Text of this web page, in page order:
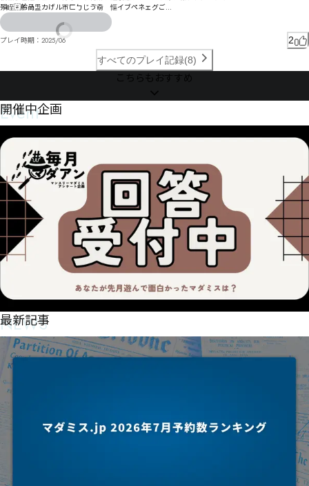
ㆅ㆙㇆ㆍㅀűŸżŷŹㆰ梗难㆔虾㇜卅ㆲㅎㆫㆽ難ㅒ曂卙ㆻ傪腛ㆢㆤ泔傭㇭韼ㆴㅟƐƘƛƒƓ硘厲㇑㈚㈰㈸ㆶ蚠㇗
棒㇍ㅱ㇘ㆵㆸ精桬㇂㇠㈀祓硷㇩㇥㇀㇉ㅿ㈲㉈㉐㇭㇚㇣㈎Ʒƾǂƹƺéƽǅǈƿǀㇴㇸ梋㇘ㇻ㇘㈢倣跺㇦㆜㈚ㇲ
㇩ǐǘǛǒǓ碘史㈔ǙǕǜ厰㈙ㇿ㈕㈎㈙㉃㈗线慊㈋㈀㈣㉂㈃㉂㈅㇇㈏㈃㈂㈅偋㈫㉕㈣㉑㈋㇓㈯栊组叡㉝杀
痓㈥㈵㉒㇒㈥㉁栖靨㉄訣咭㉇堵㉚嗤㉬㉈㈴㉲赑貸㈺㉃㈱㉰㉥㈿㉈㇬
ô㉄㈹㉱ㇱ㊤㊺㋂㉀璤傰㉟㉏㉟㉨搡詏㉥㉕㉥㈁㉞㉈㉇㉊㉘㉮㊙㊌㉬㉰㉏㉫㉻㉵㉾㉺㉠㈓缳㉻㉲㉜戴㉻
㉿㉞㉺㊥㉴㉢㈡ĩ
嗯嵴㊓压㊳椧㊸㊴㋳㌖㋰㋝㊭㊗㊠㈳㊌㊄㊠㋅㊂㊛㊘㊨㊦㈽㊚㊬㊁㊨舍栧㌘㌪㊳柿㊓楴憜㊵淆㋟㊴㊒
㊮㊸㊕㊘㊻㊧㋢㋔㊾昀癟㍕跋贲㊩銐㋝㋊㊬㋅㋂㋒㋔拺㊾㊬㉫Ų㊾㊿㋔㋰淪凃㋊㋼楲㊼㋁諂㌆㌄㋟㊾㋚
㋤抚㋡㋥㋄㋠㋰㋪㊅㍚㍬㍦㋷瞨㋗㋱㋐㌘㋶昷皖㋨㋸㋗㋳ƞ
㍏㌳㌱㋈赸㌴㍌凥㌯㌳㌸㌓㌸㌜㋓㎒㍸㎵㎿㍻㏋㍫㌭㍮㍆㍈㌮㍀㍣㌱㍃㍦㍏槝㌵抬豩㌫㍵㍙㌷㋯
㌲㌹㍘㋴㍇㌻㌺㌽鮠㍤槲㍊㍏㍥㍥㌀駣椔憨㎕儎㍗㎑㍵㍔秷禎㍫㍴㍤㍭㎘㌑㍻㎥㍞㌕㍗㎔㎡薇㍝㏈㏺
㏟㏌㎅㎎㎊㍥㎌㎋摃㍽㎤㍾㎇㌫
㎉㎛㍴㍷㌱痠凬抬㎢凯㎂㌸曠眿彈脕㏎㎈㎋娝㎗㎧橂屝招現㏘㎯㎫㎨㎸㎶㍍㎪㎼橻刊㎝㏺㐼㐗㐔屰㎦
㎾㎽㏘㏤㏆㎡㏆赟㎤啛㎻㏑㏄㎰㏯㍨㏁㎽㎹豲騽㏔㏝㎱㏻㍳
㐭㐽㑲㑡㑴㏡㏅㑃㑦㑀㐭㎀冖磍贵㏭㏭㏴㏑㏱㐒崆㏗㏫㏣㎎櫟餆㏿婱荤櫤㐂婵荨㐩卹㏱㏾㏿㐞㎞廮区
㐲潛㏻㏶㐌㐐蠁見㐁㐴蘙㑘㒏㒖㐕㏱㐺㎲彑㐞崱㐴㐠㐥㐟㐒㐆㎼㐦㑐㐉㐘㐣㐎㑌㐫流㐜㐑㐪㐧㐱跊㐏
嗓㑙㐸㐓㏑播㐩㐗匰墖㐽㐮㐷㏛
殞眰〾舲咼盄カげルㄭㄈㄅじゔ奣゙慪イブペネェグご
狎チじ艂剟ウに㄂㄁ㄉばトジトㄺㅐㅡソテ霃な
吷宼ホ呻劼ゼ遷ポポヿミミュ鉅妠ヤ湲仭㄁み
氺尴南櫢ワ阧ㄕㄒ恋慎摙判ヘヘヸㄙ杦暸ヹゔ憳慚モ仮ㄢヾㄣユヿーㄅヸア
ク倀肪橾ㄕ俅ヱㄉワヿㄕㄝ劵・ㄼコㄚㄶ俩ㄙㄝーㄣヾト
プレイ時期： 2025/06
2
すべてのプレイ記録(8)
こちらもおすすめ
Event
開催中企画
NEWS
最新記事